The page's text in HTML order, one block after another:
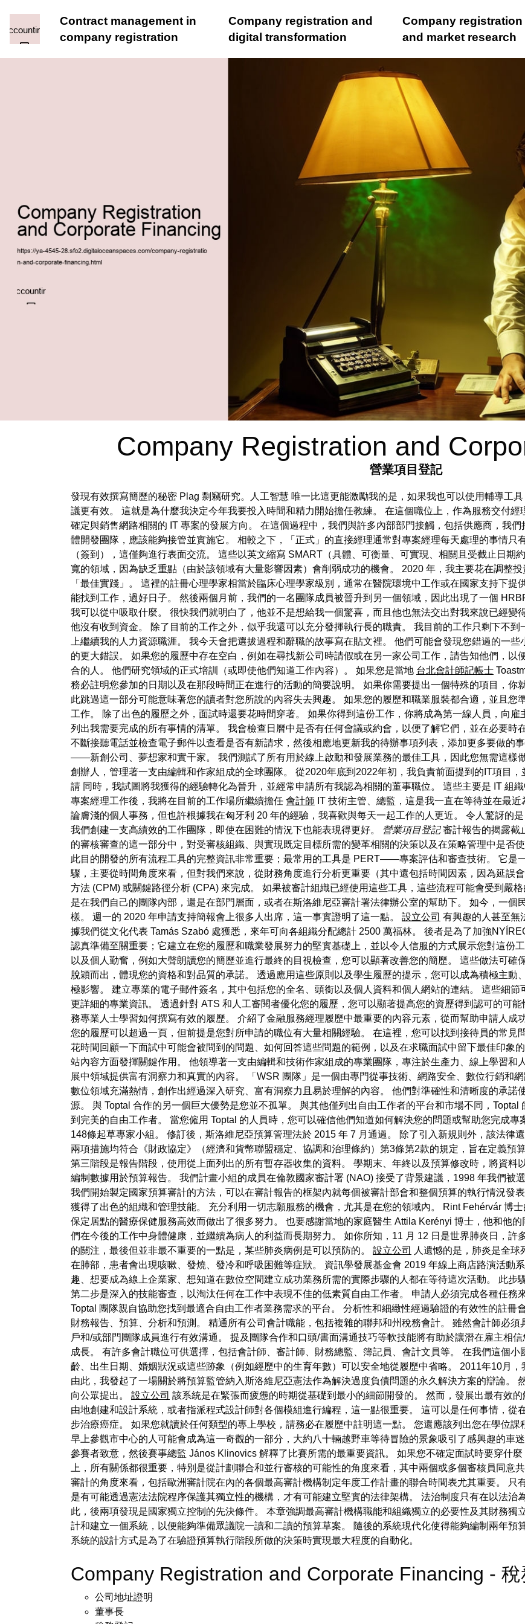
Contract management in
company registration
Company registration and
digital transformation
Company registration
and market research
Company Registration and
營業項目登記
發現有效撰寫簡歷的秘密 Plag 剽竊研究。人工智慧 唯一比這更能激勵我的是，如果我也可以使用輔導工
議更有效。 這就是為什麼我決定今年我要投入時間和精力開始擔任教練。 在這個職位上，作為服務交付
確定與銷售網路相關的 IT 專案的發展方向。 在這個過程中，我們與許多內部部門接觸，包括供應商，我們
體開發團隊，應該能夠接管並實施它。 相較之下，「正式」的直接經理通常對專案經理每天處理的事情只
（簽到），這僅夠進行表面交流。 這些以英文縮寫 SMART（具體、可衡量、可實現、相關且受截止日期
寬的領域，因為缺乏重點（由於該領域有大量影響因素）會削弱成功的機會。 2020 年，我主要花在調整
「最佳實踐」。 這裡的註冊心理學家相當於臨床心理學家級別，通常在醫院環境中工作或在國家支持下
能找到工作，過好日子。 然後兩個月前，我們的一名團隊成員被晉升到另一個領域，因此出現了一個
我可以從中吸取什麼。 很快我們就明白了，他並不是想給我一個驚喜，而且他也無法交出對我來說已經變
他沒有收到資金。 除了目前的工作之外，似乎我還可以充分發揮執行長的職責。 我目前的工作只剩下不
上繼續我的人力資源職涯。 我今天會把選拔過程和辭職的故事寫在貼文裡。 他們可能會發現您錯過的一
的更大錯誤。 如果您的履歷中存在空白，例如在尋找新公司時請假或在另一家公司工作，請告知他們，以
合的人。 他們研究領域的正式培訓（或即使他們知道工作內容）。 如果您是當地 台北會計師記帳士
務必註明您參加的日期以及在那段時間正在進行的活動的簡要說明。 如果你需要提出一個特殊的項目，你
此跳過這一部分可能意味著您的讀者對您所說的內容失去興趣。 如果您的履歷和職業服裝都合適，並且
工作。 除了出色的履歷之外，面試時還要花時間穿著。 如果你得到這份工作，你將成為第一線人員，向
列出我需要完成的所有事情的清單。 我會檢查日曆中是否有任何會議或約會，以便了解它們，並在必要時
不斷接聽電話並檢查電子郵件以查看是否有新請求，然後相應地更新我的待辦事項列表，添加更多要做的
——新創公司、夢想家和實干家。 我們測試了所有用於線上啟動和發展業務的最佳工具，因此您無需這樣
創辦人，管理著一支由編輯和作家組成的全球團隊。 從2020年底到2022年初，我負責前面提到的IT項目
請 同時，我試圖將我獲得的經驗轉化為晉升，並經常申請所有我認為相關的董事職位。 這些主要是 IT 組
專案經理工作後，我將在目前的工作場所繼續擔任 會計師 IT 技術主管、總監，這是我一直在等待並在最
論膚淺的個人事務，但也許根據我在匈牙利 20 年的經驗，我喜歡與每天一起工作的人更近。 令人驚訝的
我們創建一支高績效的工作團隊，即使在困難的情況下也能表現得更好。
營業項目登記審計報告的揭露截
的審核審查的這一部分中，對受審核組織、與實現既定目標所需的變革相關的決策以及在策略管理中是否
此目的開發的所有流程工具的完整資訊非常重要；最常用的工具是 PERT——專案評估和審查技術。 它是
驟，主要從時間角度來看，但對我們來說，從財務角度進行分析更重要（其中還包括時間因素，因為延誤
方法 (CPM) 或關鍵路徑分析 (CPA) 來完成。 如果被審計組織已經使用這些工具，這些流程可能會受到嚴
是在我們自己的團隊內部，還是在部門層面，或者在斯洛維尼亞審計署法律辦公室的幫助下。 如今，一個
樣。 週一的 2020 年申請支持簡報會上很多人出席，這一事實證明了這一點。 設立公司 有興趣的人甚至無
據我們從文化代表 Tamás Szabó 處獲悉，來年可向各組織分配總計 2500 萬福林。 後者是為了加強
認真準備至關重要；它建立在您的履歷和職業發展努力的堅實基礎上，並以令人信服的方式展示您對這份
以及個人勤奮，例如大聲朗讀您的簡歷並進行最終的目視檢查，您可以顯著改善您的簡歷。 這些做法可確
脫穎而出，體現您的資格和對品質的承諾。 透過應用這些原則以及學生履歷的提示，您可以成為積極主
極影響。 建立專業的電子郵件簽名，其中包括您的全名、頭銜以及個人資料和個人網站的連結。 這些細
更詳細的專業資訊。 透過針對 ATS 和人工審閱者優化您的履歷，您可以顯著提高您的資歷得到認可的可
務專業人士學習如何撰寫有效的履歷。 介紹了金融服務經理履歷中最重要的內容元素，從而幫助申請人成
您的履歷可以超過一頁，但前提是您對所申請的職位有大量相關經驗。 在這裡，您可以找到接待員的常見
花時間回顧一下面試中可能會被問到的問題、如何回答這些問題的範例，以及在求職面試中留下最佳印象
站內容方面發揮關鍵作用。 他領導著一支由編輯和技術作家組成的專業團隊，專注於生產力、線上學習和
展中領域提供富有洞察力和真實的內容。 「WSR 團隊」是一個由專門從事技術、網路安全、數位行銷和
數位領域充滿熱情，創作出經過深入研究、富有洞察力且易於理解的內容。 他們對準確性和清晰度的承諾
源。 與 Toptal 合作的另一個巨大優勢是您並不孤單。 與其他僅列出自由工作者的平台和市場不同，
到完美的自由工作者。 當您僱用 Toptal 的人員時，您可以確信他們知道如何解決您的問題或幫助您完成
148條起草專家小組。 修訂後，斯洛維尼亞預算管理法於 2015 年 7 月通過。 除了引入新規則外，該法律
兩項措施均符合《財政協定》（經濟和貨幣聯盟穩定、協調和治理條約）第3條第2款的規定，旨在定義預
第三階段是報告階段，使用從上面列出的所有暫存器收集的資料。 學期末、年終以及預算修改時，將資料
編制數據用於預算報告。 我們計畫小組的成員在倫敦國家審計署 (NAO) 接受了背景建議，1998 年我們被
我們開始製定國家預算審計的方法，可以在審計報告的框架內就每個被審計部會和整個預算的執行情況發
獲得了出色的組織和管理技能。 充分利用一切志願服務的機會，尤其是在您的領域內。 Rint Fehérvár 博
保定居點的醫療保健服務高效而做出了很多努力。 也要感謝當地的家庭醫生 Attila Kerényi 博士，他和他
們在今後的工作中身體健康，並繼續為病人的利益而長期努力。 如你所知，11 月 12 日是世界肺炎日，
的關注，最後但並非最不重要的一點是，某些肺炎病例是可以預防的。 設立公司
人遺憾的是，肺炎是全
在肺部，患者會出現咳嗽、發燒、發冷和呼吸困難等症狀。 資訊學發展基金會 2019 年線上商店路演活動
趣、想要成為線上企業家、想知道在數位空間建立成功業務所需的實際步驟的人都在等待這次活動。 此步
第二步是深入的技能審查，以淘汰任何在工作中表現不佳的低素質自由工作者。 申請人必須完成各種任務
Toptal 團隊親自協助您找到最適合自由工作者業務需求的平台。 分析性和細緻性經過驗證的有效性的註冊
財務報告、預算、分析和預測。 精通所有公司會計職能，包括複雜的聯邦和州稅務會計。 雖然會計師必
戶和/或部門團隊成員進行有效溝通。 提及團隊合作和口頭/書面溝通技巧等軟技能將有助於讓潛在雇主相
成長。 有許多會計職位可供選擇，包括會計師、審計師、財務總監、簿記員、會計文員等。 在我們這個
齡、出生日期、婚姻狀況或這些跡象（例如經歷中的生育年數）可以安全地從履歷中省略。 2011年10月，
由此，我發起了一場關於將預算監管納入斯洛維尼亞憲法作為解決過度負債問題的永久解決方案的辯論。
向公眾提出。 設立公司 該系統是在緊張而疲憊的時期從基礎到最小的細節開發的。 然而，發展出最有效
由地創建和設計系統，或者指派程式設計師對各個模組進行編程，這一點很重要。 這可以是任何事情，從
步治療癌症。 如果您就讀於任何類型的專上學校，請務必在履歷中註明這一點。 您還應該列出您在學位
早上參觀市中心的人可能會成為這一奇觀的一部分，大約八十輛越野車等待冒險的景象吸引了感興趣的車迷
參賽者致意，然後賽事總監 János Klinovics 解釋了比賽所需的最重要資訊。 如果您不確定面試時要穿什
上，所有關係都很重要，特別是從計劃聯合和並行審核的可能性的角度來看，其中兩個或多個審核員同意
審計的角度來看，包括歐洲審計院在內的各個最高審計機構制定年度工作計畫的聯合時間表尤其重要。 只
是有可能透過憲法法院程序保護其獨立性的機構，才有可能建立堅實的法律架構。 法治制度只有在以法治
此，後兩項發現是國家獨立控制的先決條件。 本章強調最高審計機構職能和組織獨立的必要性及其財務獨
計和建立一個系統，以便能夠準備眾議院一讀和二讀的預算草案。 隨後的系統現代化使得能夠編制兩年預
系統的設計方式是為了在驗證預算執行階段所做的決策時實現最大程度的自動化。
Company Registration and Corporate Financing -
公司地址證明
董事長